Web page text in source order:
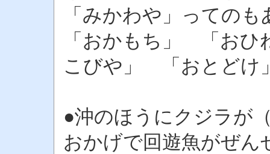
「みかわや」っての
「おかもち」 「お
こびや」 「おとどけ
●沖のほうにクジラが
おかげで回遊魚がぜん